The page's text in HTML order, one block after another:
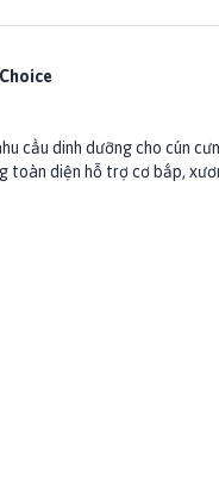
dinh dưỡng cho cún
toàn diện hỗ trợ cơ bắp,